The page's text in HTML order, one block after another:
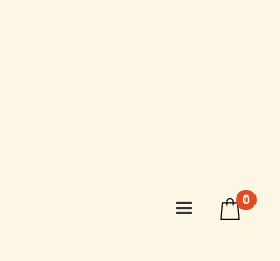
0